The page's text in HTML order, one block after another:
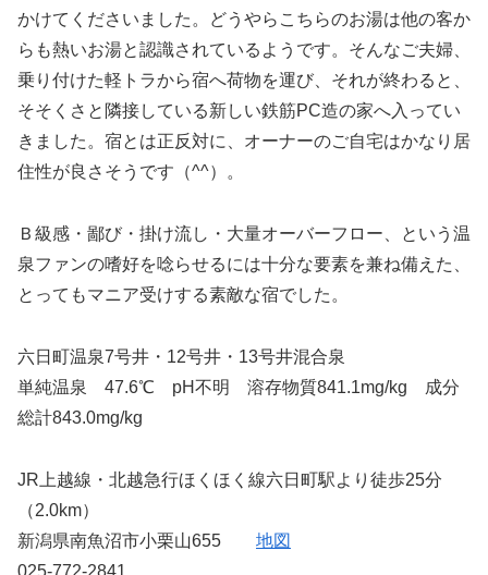
かけてくださいました。どうやらこちらのお湯は他の客か
らも熱いお湯と認識されているようです。そんなご夫婦、
乗り付けた軽トラから宿へ荷物を運び、それが終わると、
そそくさと隣接している新しい鉄筋PC造の家へ入ってい
きました。宿とは正反対に、オーナーのご自宅はかなり居
住性が良さそうです（^^）。
Ｂ級感・鄙び・掛け流し・大量オーバーフロー、という温
泉ファンの嗜好を唸らせるには十分な要素を兼ね備えた、
とってもマニア受けする素敵な宿でした。
六日町温泉7号井・12号井・13号井混合泉
単純温泉 47.6℃ pH不明 溶存物質841.1mg/kg 成分
総計843.0mg/kg
JR上越線・北越急行ほくほく線六日町駅より徒歩25分
（2.0km）
新潟県南魚沼市小栗山655 地図
025-772-2841